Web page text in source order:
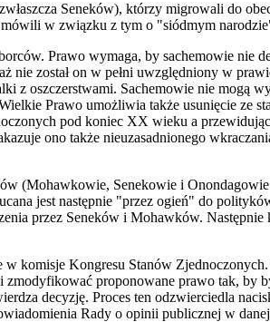
Seneków), którzy migrowali do
w związku z tym o "siódmym
Prawo wymaga, by sachemowie nie
nie został on w pełni uwzględniony w
oszczerstwami. Sachemowie nie mogą
Prawo umożliwia także usunięcie ze
pod koniec XX wieku a
ono także nieuzasadnionego
(Mohawkowie, Senekowie i
jest następnie "przez ogień" do
przez Seneków i Mohawków. Następnie
komisje Kongresu Stanów
zmodyfikować proponowane prawo tak, by
decyzję. Proces ten odzwierciedla
Rady o opinii publicznej w